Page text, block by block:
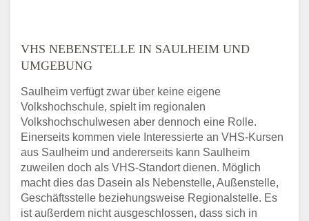
VHS NEBENSTELLE IN SAULHEIM UND
UMGEBUNG
Saulheim verfügt zwar über keine eigene
Volkshochschule, spielt im regionalen
Volkshochschulwesen aber dennoch eine Rolle.
Einerseits kommen viele Interessierte an VHS-Kursen
aus Saulheim und andererseits kann Saulheim
zuweilen doch als VHS-Standort dienen. Möglich
macht dies das Dasein als Nebenstelle, Außenstelle,
Geschäftsstelle beziehungsweise Regionalstelle. Es
ist außerdem nicht ausgeschlossen, dass sich in